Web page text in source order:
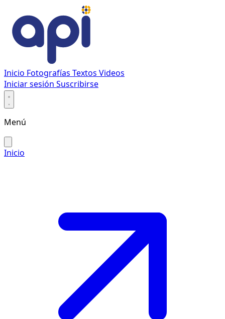
Inicio Fotografías Textos Videos
Iniciar sesión Suscribirse
Menú
Inicio